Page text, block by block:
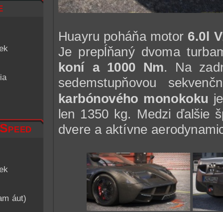
áut)
Huayru poháňa motor 6.0l
Je prepĺňaný dvoma
koní a 1000 Nm. Na
sedemstupňovou
karbónového monokoku
len 1350 kg. Medzi ďalšie
dvere a aktívne